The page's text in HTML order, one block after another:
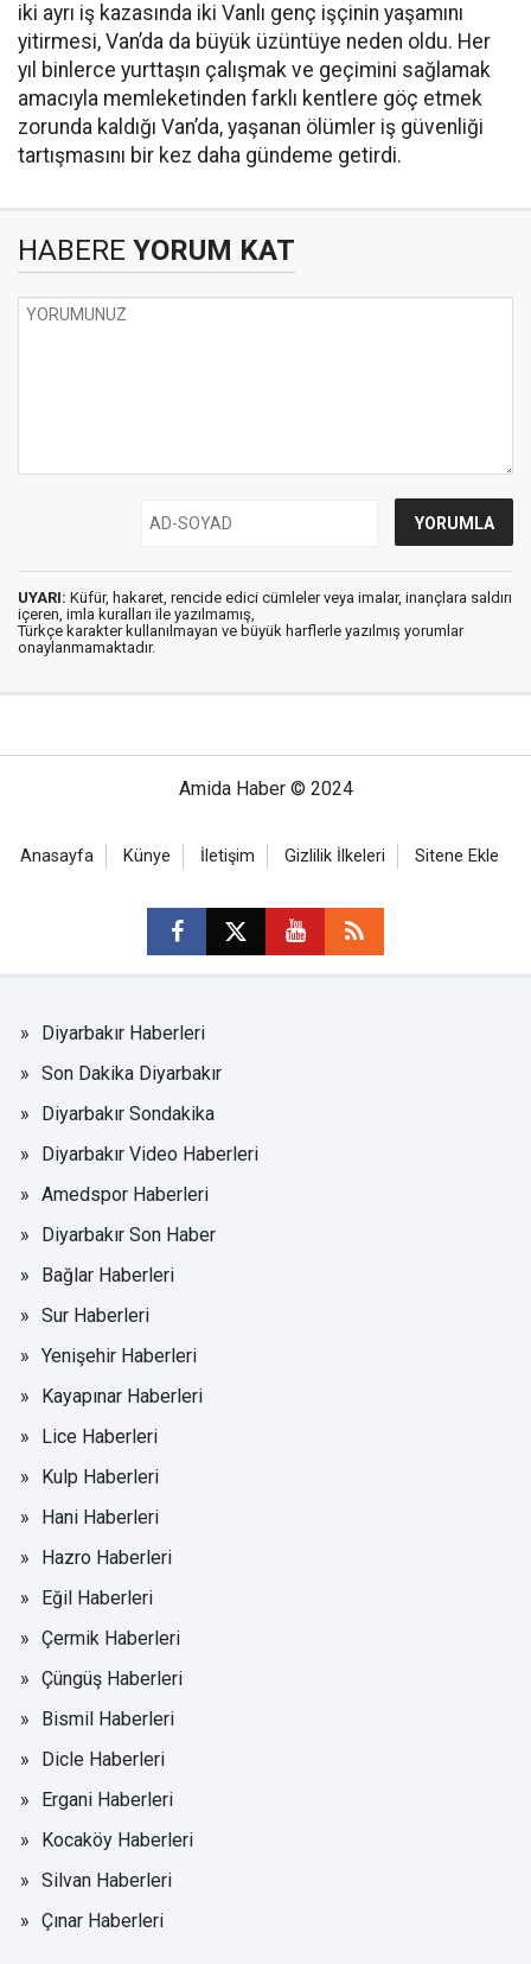
iki ayrı iş kazasında iki Vanlı genç işçinin yaşamını
yitirmesi, Van’da da büyük üzüntüye neden oldu. Her
yıl binlerce yurttaşın çalışmak ve geçimini sağlamak
amacıyla memleketinden farklı kentlere göç etmek
zorunda kaldığı Van’da, yaşanan ölümler iş güvenliği
tartışmasını bir kez daha gündeme getirdi.
HABERE YORUM KAT
UYARI: Küfür, hakaret, rencide edici cümleler veya imalar, inançlara saldırı
içeren, imla kuralları ile yazılmamış,
Türkçe karakter kullanılmayan ve büyük harflerle yazılmış yorumlar
onaylanmamaktadır.
Amida Haber © 2024
Anasayfa Künye İletişim Gizlilik İlkeleri Sitene Ekle
Diyarbakır Haberleri
Son Dakika Diyarbakır
Diyarbakır Sondakika
Diyarbakır Video Haberleri
Amedspor Haberleri
Diyarbakır Son Haber
Bağlar Haberleri
Sur Haberleri
Yenişehir Haberleri
Kayapınar Haberleri
Lice Haberleri
Kulp Haberleri
Hani Haberleri
Hazro Haberleri
Eğil Haberleri
Çermik Haberleri
Çüngüş Haberleri
Bismil Haberleri
Dicle Haberleri
Ergani Haberleri
Kocaköy Haberleri
Silvan Haberleri
Çınar Haberleri